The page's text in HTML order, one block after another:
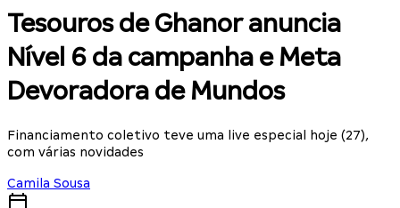
Tesouros de Ghanor anuncia
Nível 6 da campanha e Meta
Devoradora de Mundos
Financiamento coletivo teve uma live especial hoje (27),
com várias novidades
Camila Sousa